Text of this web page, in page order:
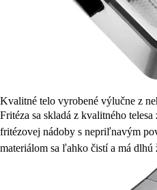
Kvalitné telo vyrobené výlučne z
Fritéza sa skladá z kvalitného
fritézovej nádoby s nepriľnavým
materiálom sa ľahko čistí a má dlhú